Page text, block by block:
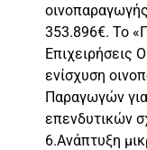
353.896€. Το
Επιχειρήσεις
ενίσχυση
Παραγωγών
επενδυτικών
6.Ανάπτυξη